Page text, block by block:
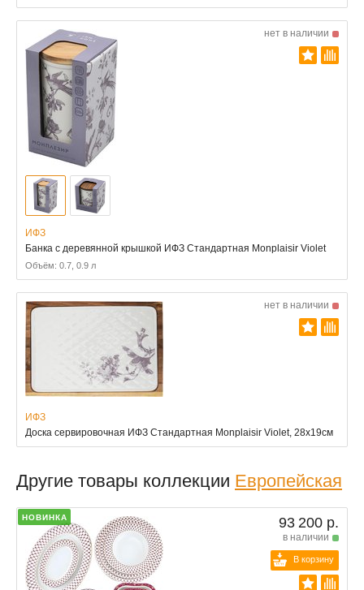
нет в наличии
ИФЗ
Банка с деревянной крышкой ИФЗ Стандартная Monplaisir Violet
Объём: 0.7, 0.9 л
нет в наличии
ИФЗ
Доска сервировочная ИФЗ Стандартная Monplaisir Violet, 28x19см
Другие товары коллекции Европейская
НОВИНКА 93 200 р.
в наличии
В корзину